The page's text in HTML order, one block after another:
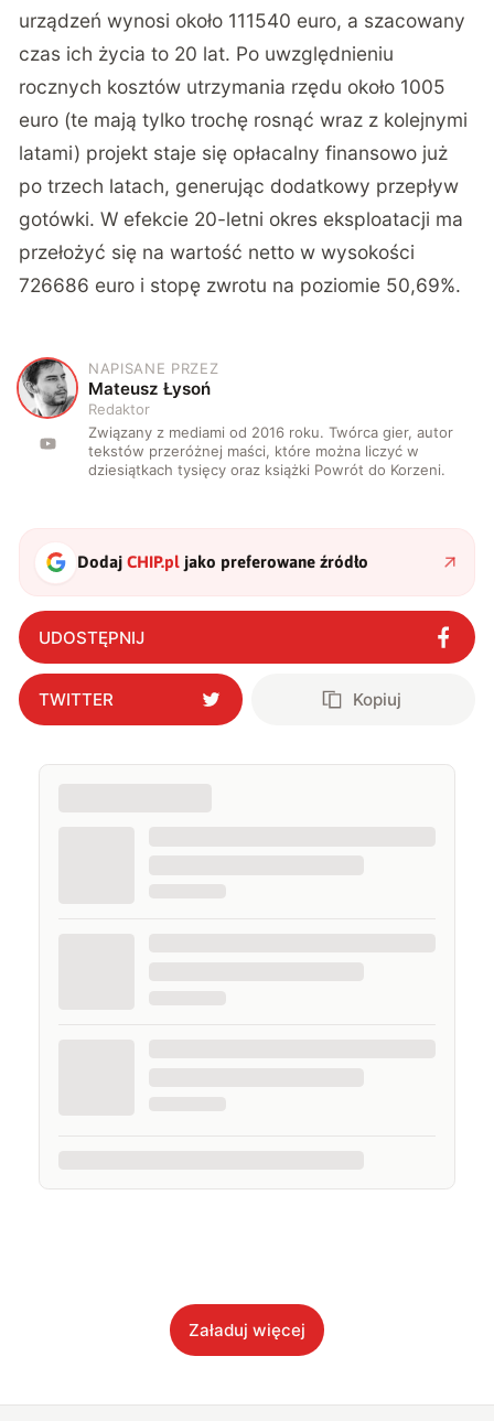
urządzeń wynosi około 111540 euro, a szacowany
czas ich życia to 20 lat. Po uwzględnieniu
rocznych kosztów utrzymania rzędu około 1005
euro (te mają tylko trochę rosnąć wraz z kolejnymi
latami) projekt staje się opłacalny finansowo już
po trzech latach, generując dodatkowy przepływ
gotówki. W efekcie 20-letni okres eksploatacji ma
przełożyć się na wartość netto w wysokości
726686 euro i stopę zwrotu na poziomie 50,69%.
M
NAPISANE PRZEZ
Mateusz Łysoń
Redaktor
Związany z mediami od 2016 roku. Twórca gier, autor
tekstów przeróżnej maści, które można liczyć w
dziesiątkach tysięcy oraz książki Powrót do Korzeni.
DodajCHIP.pl jako preferowane źródło
UDOSTĘPNIJ
TWITTER Kopiuj
Załaduj więcej